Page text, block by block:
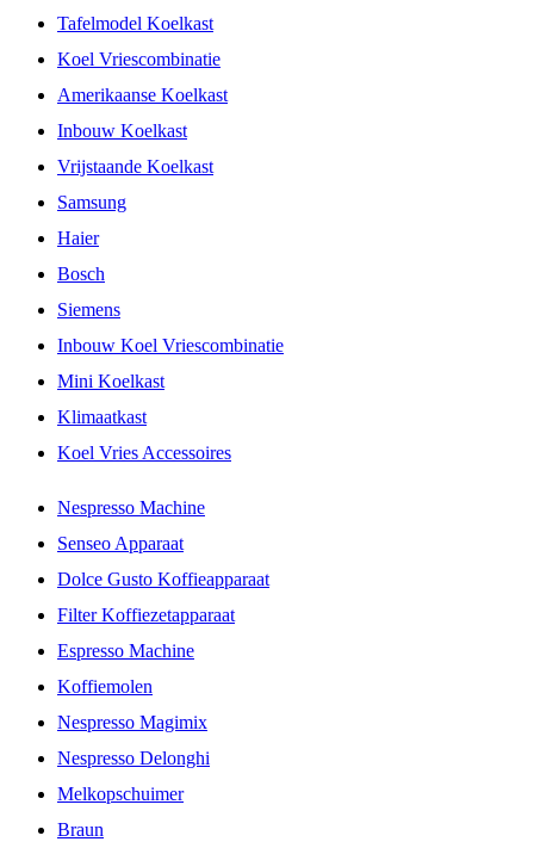
Tafelmodel Koelkast
Koel Vriescombinatie
Amerikaanse Koelkast
Inbouw Koelkast
Vrijstaande Koelkast
Samsung
Haier
Bosch
Siemens
Inbouw Koel Vriescombinatie
Mini Koelkast
Klimaatkast
Koel Vries Accessoires
Nespresso Machine
Senseo Apparaat
Dolce Gusto Koffieapparaat
Filter Koffiezetapparaat
Espresso Machine
Koffiemolen
Nespresso Magimix
Nespresso Delonghi
Melkopschuimer
Braun